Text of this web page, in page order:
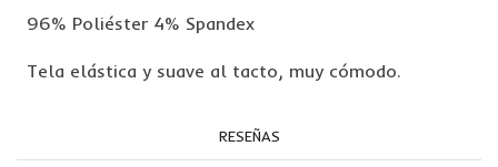
96% Poliéster 4% Spandex
Tela elástica y suave al tacto, muy cómodo.
RESEÑAS